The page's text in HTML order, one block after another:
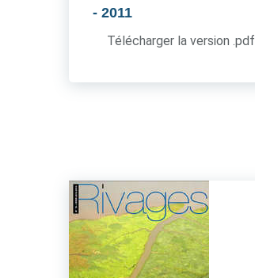
- 2011
Télécharger la version .pdf